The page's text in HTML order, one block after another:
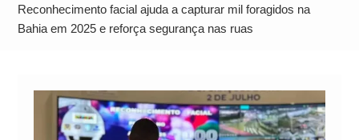
Alto
Reconhecimento facial ajuda a capturar mil foragidos na
Bahia em 2025 e reforça segurança nas ruas